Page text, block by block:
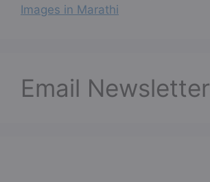
Images in Marathi
Email Newsletter